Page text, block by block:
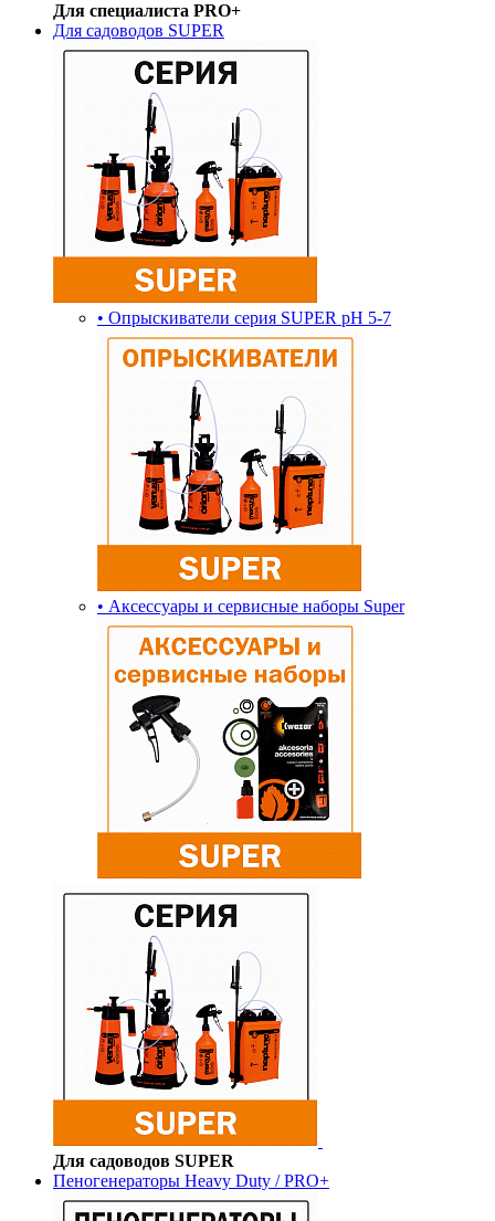
Для специалиста PRO+
Для садоводов SUPER
• Опрыскиватели серия SUPER pH 5-7
• Аксессуары и сервисные наборы Super
Для садоводов SUPER
Пеногенераторы Heavy Duty / PRO+